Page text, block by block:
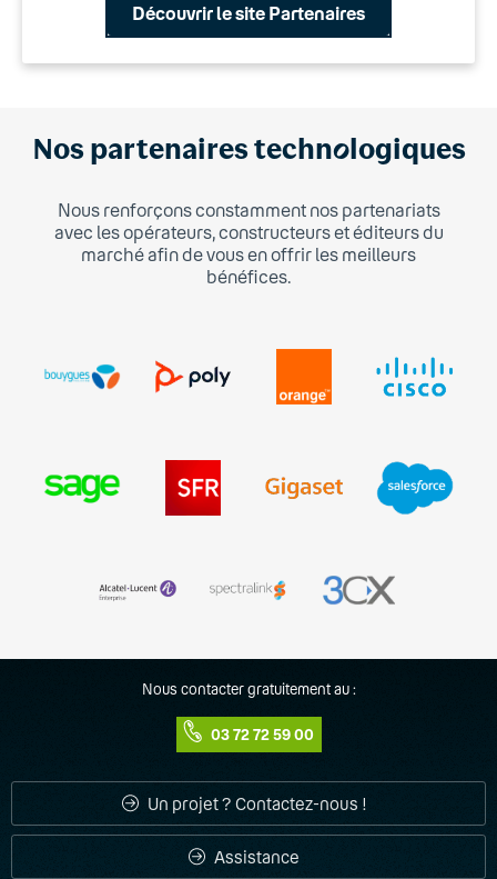
Découvrir le site Partenaires
Nos partenaires technologiques
Nous renforçons constamment nos partenariats
avec les opérateurs, constructeurs et éditeurs du
marché afin de vous en offrir les meilleurs
bénéfices.
Nous contacter gratuitement au :
03 72 72 59 00
Un projet ? Contactez-nous !
Assistance